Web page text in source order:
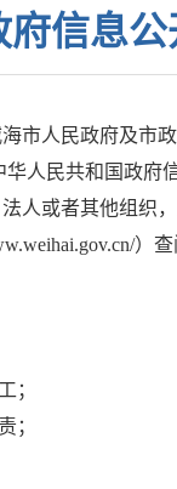
信息
市人民政府及市
人民共和国政府
人或者其他组织
）查
；
；